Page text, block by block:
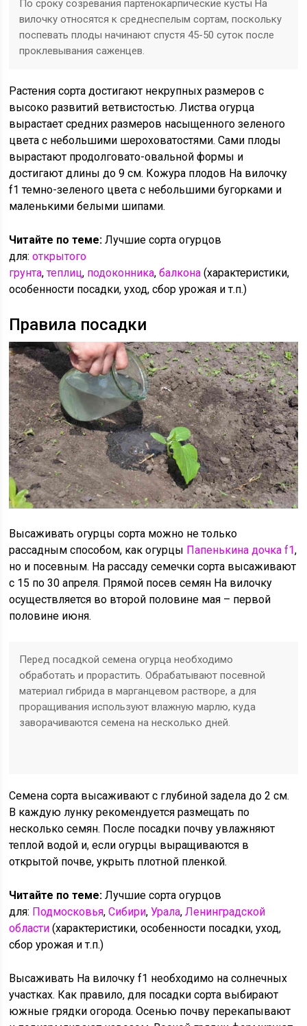
По сроку созревания партенокарпические кусты На
вилочку относятся к среднеспелым сортам, поскольку
поспевать плоды начинают спустя 45-50 суток после
проклевывания саженцев.
Растения сорта достигают некрупных размеров с
высоко развитий ветвистостью. Листва огурца
вырастает средних размеров насыщенного зеленого
цвета с небольшими шероховатостями. Сами плоды
вырастают продолговато-овальной формы и
достигают длины до 9 см. Кожура плодов На вилочку
f1 темно-зеленого цвета с небольшими бугорками и
маленькими белыми шипами.
Читайте по теме:Лучшие сорта огурцов
для:открытого
грунта,теплиц, подоконника,балкона (характеристики,
особенности посадки, уход, сбор урожая и т.п.)
Правила посадки
Высаживать огурцы сорта можно не только
рассадным способом, как огурцы Папенькина дочка f1,
но и посевным. На рассаду семечки сорта высаживают
с 15 по 30 апреля. Прямой посев семян На вилочку
осуществляется во второй половине мая – первой
половине июня.
Перед посадкой семена огурца необходимо
обработать и прорастить. Обрабатывают посевной
материал гибрида в марганцевом растворе, а для
проращивания используют влажную марлю, куда
заворачиваются семена на несколько дней.
Семена сорта высаживают с глубиной задела до 2 см.
В каждую лунку рекомендуется размещать по
несколько семян. После посадки почву увлажняют
теплой водой и, если огурцы выращиваются в
открытой почве, укрыть плотной пленкой.
Читайте по теме:Лучшие сорта огурцов
для: Подмосковья,Сибири,Урала,Ленинградской
области (характеристики, особенности посадки, уход,
сбор урожая и т.п.)
Высаживать На вилочку f1 необходимо на солнечных
участках. Как правило, для посадки сорта выбирают
южные грядки огорода. Осенью почву перекапывают